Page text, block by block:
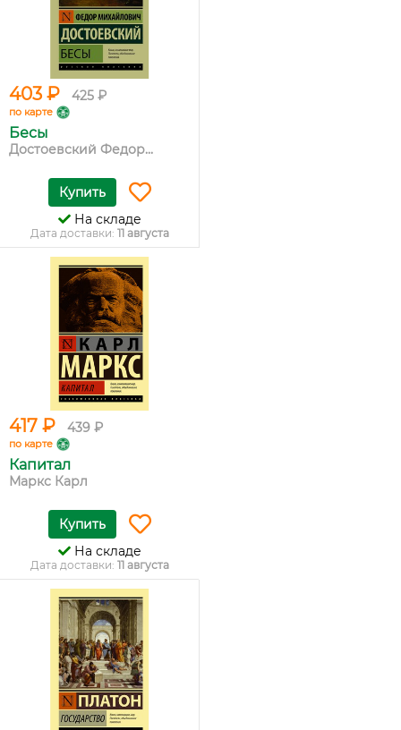
403 ₽ 425 ₽
по карте
Бесы
Достоевский Федор...
Купить
На складе
Дата доставки: 11 августа
417 ₽ 439 ₽
по карте
Капитал
Маркс Карл
Купить
На складе
Дата доставки: 11 августа